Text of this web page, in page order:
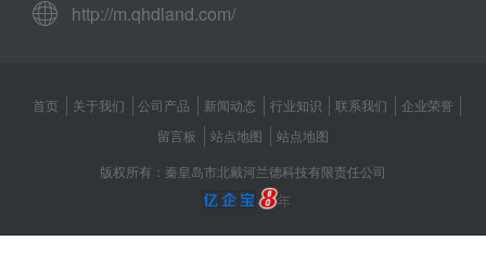
http://m.qhdland.com/
首页 关于我们 公司产品 新闻动态 行业知识 联系我们
企业荣誉
留言板
站点地图
站点地图
版权所有：秦皇岛市北戴河兰德科技有限责任公司